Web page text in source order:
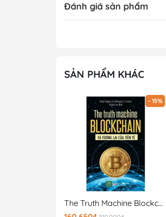
Đánh giá sản phẩm
SẢN PHẨM KHÁC
- 15%
The Truth Machine Blockchain Và Tương Lai Của Tiền Tệ